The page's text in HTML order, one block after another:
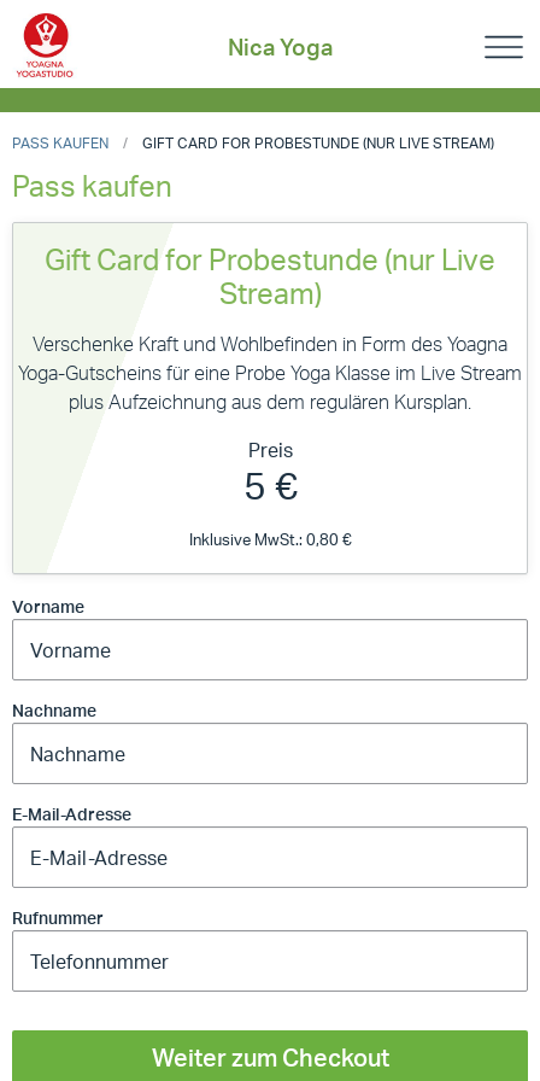
Nica Yoga
PASS KAUFEN GIFT CARD FOR PROBESTUNDE (NUR LIVE STREAM)
Pass kaufen
Gift Card for Probestunde (nur Live
Stream)
Verschenke Kraft und Wohlbefinden in Form des Yoagna
Yoga-Gutscheins für eine Probe Yoga Klasse im Live Stream
plus Aufzeichnung aus dem regulären Kursplan.
Preis
5 €
Inklusive MwSt.: 0,80 €
Vorname
Nachname
E-Mail-Adresse
Rufnummer
Weiter zum Checkout